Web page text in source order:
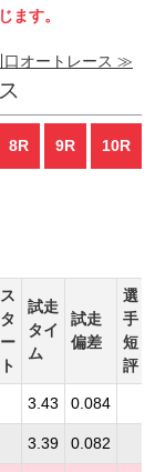
ます。
口オートレース ≫
8R 9R 10R
ス
タ
ー
ト
試走
タイ
ム
試走
偏差
選
手
短
評
3.43 0.084
3.39 0.082